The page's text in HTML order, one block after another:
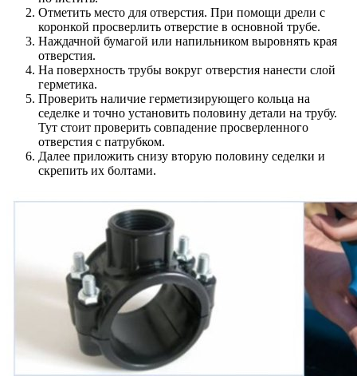
Отметить место для отверстия. При помощи дрели с
коронкой просверлить отверстие в основной трубе.
Наждачной бумагой или напильником выровнять края
отверстия.
На поверхность трубы вокруг отверстия нанести слой
герметика.
Проверить наличие герметизирующего кольца на
седелке и точно установить половину детали на трубу.
Тут стоит проверить совпадение просверленного
отверстия с патрубком.
Далее приложить снизу вторую половину седелки и
скрепить их болтами.